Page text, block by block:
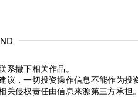
撤下相关作品。
，一切投资操作信息不能作为投
侵权责任由信息来源第三方承担。